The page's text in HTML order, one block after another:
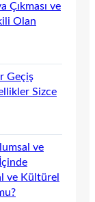
Çıkması ve
Olan
Geçiş
Sizce
ve
ve Kültürel